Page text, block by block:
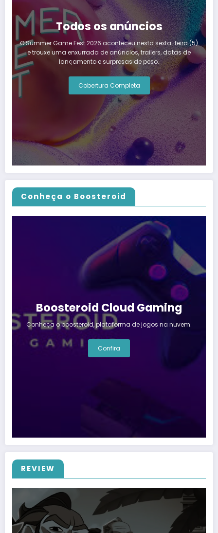
Todos os anúncios
O Summer Game Fest 2026 aconteceu nesta sexta-feira (5)
e trouxe uma enxurrada de anúncios, trailers, datas de
lançamento e surpresas de peso.
Cobertura Completa
Conheça o Boosteroid
Boosteroid Cloud Gaming
Conheça o boosteroid, plataforma de jogos na nuvem.
Confira
REVIEW